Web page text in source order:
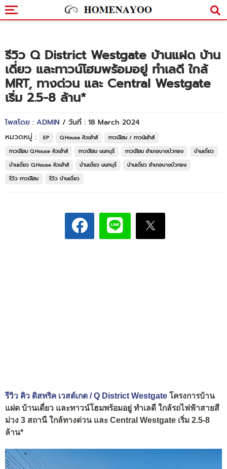
รีวิว Q District Westgate บ้านแฝด บ้าน
เดี่ยว และทาวน์โฮมพร้อมอยู่ ทำเลดี ใกล้
MRT, ทางด่วน และ Central Westgate
เริ่ม 2.5-8 ล้าน*
โพสโดย : ADMIN / วันที่ : 18 March 2024
หมวดหมู่ :
EP Q.House คิวเฮ้าส์
ทาวน์โฮม / ทาวน์เฮ้าส์
ทาวน์โฮม Q.House คิวเฮ้าส์
ทาวน์โฮม นนทบุรี ทาวน์โฮม อำเภอบางบัวทอง
บ้านเดี่ยว
บ้านเดี่ยว Q.House คิวเฮ้าส์
บ้านเดี่ยว นนทบุรี
บ้านเดี่ยว อำเภอบางบัวทอง
รีวิว ทาวน์โฮม
รีวิว บ้านเดี่ยว
รีวิว คิว ดิสทริค เวสต์เกต / Q District Westgate โครงการบ้าน
แฝด บ้านเดี่ยว และทาวน์โฮมพร้อมอยู่ ทำเลดี ใกล้รถไฟฟ้าสายสี
ม่วง 3 สถานี ใกล้ทางด่วน และ Central Westgate เริ่ม 2.5-8
ล้าน*